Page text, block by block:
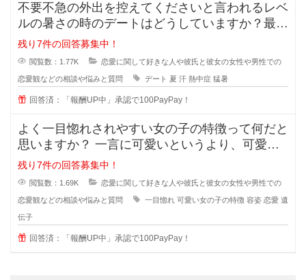
不要不急の外出を控えてくださいと言われるレベ
ルの暑さの時のデートはどうしていますか？最近
の夏はとっても暑くて、一歩外に出
残り7件の回答募集中！
閲覧数：1.77K 恋愛に関して好きな人や彼氏と彼女の女性や男性での
恋愛観などの相談や悩みと質問 デート 夏 汗 熱中症 猛暑
回答済：「報酬UP中」承認で100PayPay！
よく一目惚れされやすい女の子の特徴って何だと
思いますか？ 一言に可愛いというより、可愛い
子なんていくらでもいるのに(綺麗
残り7件の回答募集中！
閲覧数：1.69K 恋愛に関して好きな人や彼氏と彼女の女性や男性での
恋愛観などの相談や悩みと質問 一目惚れ 可愛い女の子の特徴 容姿 恋愛 遺
伝子
回答済：「報酬UP中」承認で100PayPay！